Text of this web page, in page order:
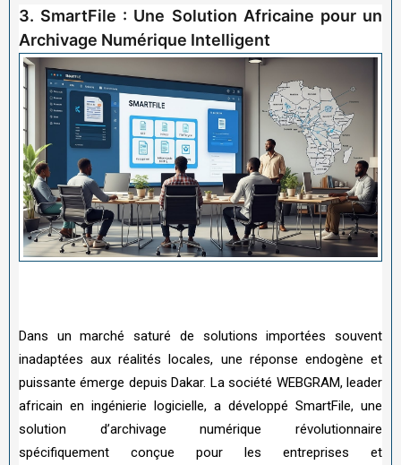
3. SmartFile : Une Solution Africaine pour un
Archivage Numérique Intelligent
Dans un marché saturé de solutions importées souvent
inadaptées aux réalités locales, une réponse endogène et
puissante émerge depuis Dakar. La société WEBGRAM, leader
africain en ingénierie logicielle, a développé SmartFile, une
solution d’archivage numérique révolutionnaire
spécifiquement conçue pour les entreprises et